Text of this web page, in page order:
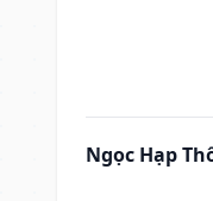
Ngọc Hạp